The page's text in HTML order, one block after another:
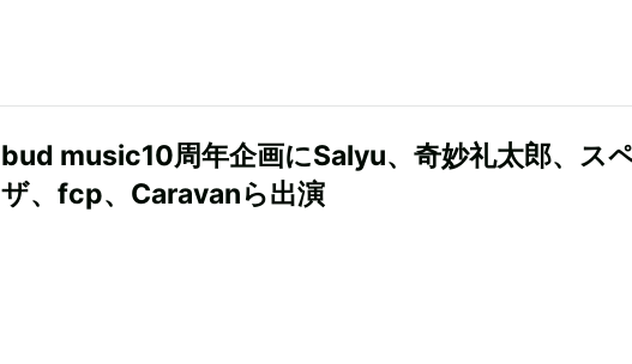
bud music10周年企画にSalyu、奇妙礼太郎、ス
ザ、fcp、Caravanら出演